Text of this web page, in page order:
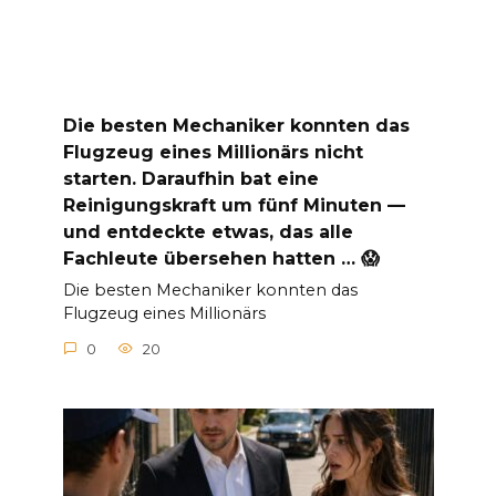
Die besten Mechaniker konnten das
Flugzeug eines Millionärs nicht
starten. Daraufhin bat eine
Reinigungskraft um fünf Minuten —
und entdeckte etwas, das alle
Fachleute übersehen hatten … 😱
Die besten Mechaniker konnten das
Flugzeug eines Millionärs
0 20